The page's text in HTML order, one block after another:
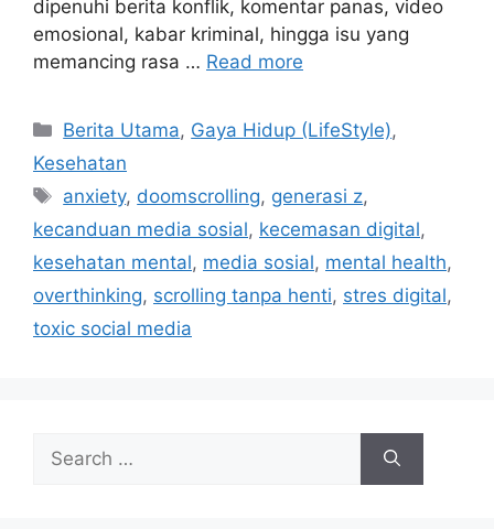
dipenuhi berita konflik, komentar panas, video
emosional, kabar kriminal, hingga isu yang
memancing rasa … Read more
C
a
e
g
o
r
i
Berita Utama, Gaya Hidup (LifeStyle),
Kesehatan
T
a
s
anxiety, doomscrolling, generasi z,
kecanduan media sosial, kecemasan digital,
kesehatan mental, media sosial, mental health,
overthinking, scrolling tanpa henti, stres digital,
toxic social media